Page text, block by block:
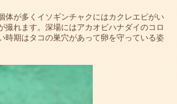
体が多くイソギンチャクにはカクレエビがい
撮れます。深場にはアカオビハナダイのコロ
時期はタコの巣穴があって卵を守っている姿